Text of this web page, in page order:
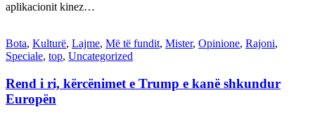
aplikacionit kinez…
Bota, Kulturë, Lajme, Më të fundit, Mister, Opinione, Rajoni,
Speciale, top, Uncategorized
Rend i ri, kërcënimet e Trump e kanë shkundur
Europën